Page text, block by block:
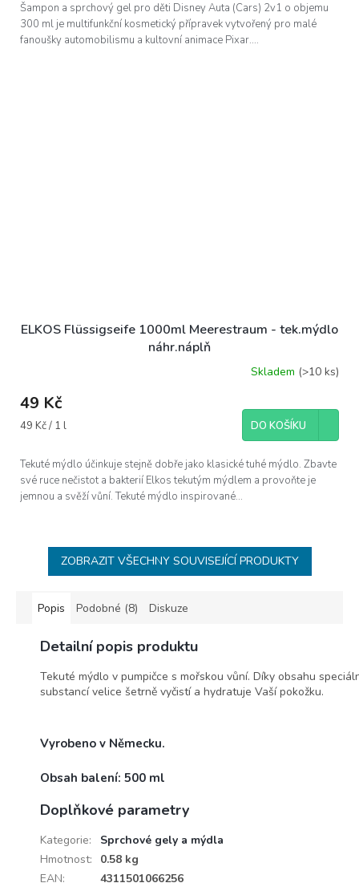
Šampon a sprchový gel pro děti Disney Auta (Cars) 2v1 o objemu
300 ml je multifunkční kosmetický přípravek vytvořený pro malé
fanoušky automobilismu a kultovní animace Pixar....
ELKOS Flüssigseife 1000ml Meerestraum - tek.mýdlo
náhr.náplň
Skladem (>10 ks)
49 Kč
Měrná
49 Kč / 1 l DO KOŠÍKU
Tekuté mýdlo účinkuje stejně dobře jako klasické tuhé mýdlo. Zbavte
své ruce nečistot a bakterií Elkos tekutým mýdlem a provoňte je
jemnou a svěží vůní. Tekuté mýdlo inspirované...
ZOBRAZIT VŠECHNY SOUVISEJÍCÍ PRODUKTY
Popis Podobné (8) Diskuze
Detailní popis produktu
Tekuté mýdlo v pumpičce s mořskou vůní. Díky obsahu
substancí velice šetrně vyčistí a hydratuje Vaší pokožku.
Vyrobeno v Německu.
Obsah balení: 500 ml
Doplňkové parametry
Kategorie:
Sprchové gely a mýdla
Hmotnost:
0.58 kg
EAN: 4311501066256